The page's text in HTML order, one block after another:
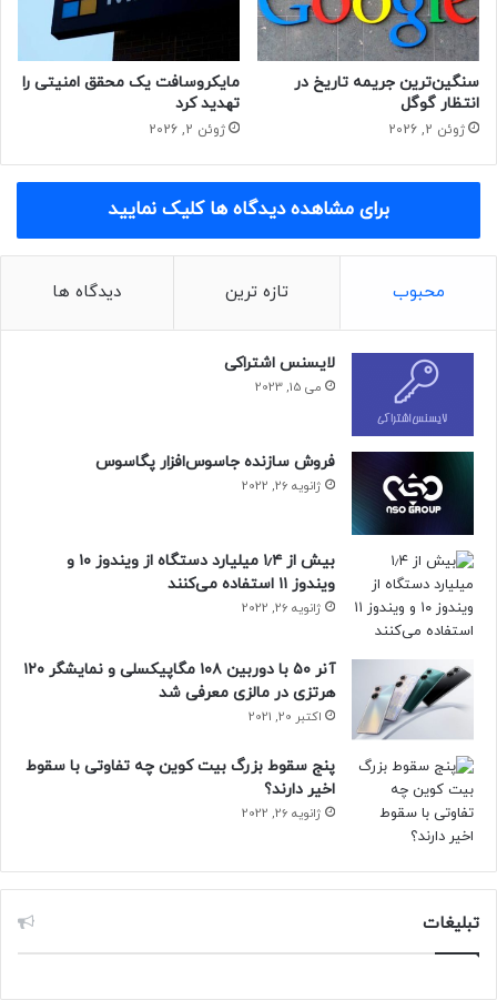
تمدن است.»
حتما بخوانید :همکاری کوالکوم با اپل برای تامین تراشه‌های
۵G
ایلان ماسک
سنگین‌ترین جریمه تاریخ در
انتظار گوگل
ژوئن 2, 2026
مایکروسافت یک محقق امنیتی را
تهدید کرد
ژوئن 2, 2026
برای مشاهده دیدگاه ها کلیک نمایید
محبوب تازه ترین دیدگاه ها
لایسنس اشتراکی
می 15, 2023
فروش سازنده جاسوس‌افزار پگاسوس
ژانویه 26, 2022
بیش از ۱٫۴ میلیارد دستگاه از ویندوز ۱۰ و
ویندوز ۱۱ استفاده می‌کنند
ژانویه 26, 2022
آنر ۵۰ با دوربین ۱۰۸ مگاپیکسلی و نمایشگر ۱۲۰
هرتزی در مالزی معرفی شد
اکتبر 20, 2021
پنج سقوط بزرگ بیت کوین چه تفاوتی با سقوط
اخیر دارند؟
ژانویه 26, 2022
تبلیغات